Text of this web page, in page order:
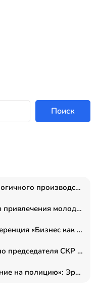
Поиск
От логистики до высокотехнологичного производства: как основатель “гагаринга” выстраивает экосистему безопасности и гражданских БПЛА
Эксперты обсудили механизмы привлечения молодых специалистов в промышленные города
Переговоры в рамке: как конференция «Бизнес как искусство» переформатирует деловой этикет в стенах ТПП РФ
Руководство «СВОИ» попросило председателя СКР дать правовую оценку обысков в тыловом штабе
«Незаконные приказы и давление на полицию»: Эрнеста Султанова задержали у посольства Израиля во время одиночного пикета